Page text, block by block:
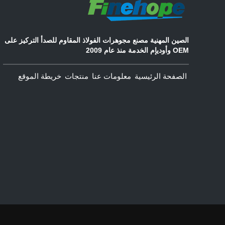
الصين المهنية مصنع مجوهرات الفولاذ المقاوم للصدأ التركيز على
OEM وأوديإم الخدمة منذ عام 2009
الصفحة الرئيسية معلومات عنا منتجات خريطة الموقع